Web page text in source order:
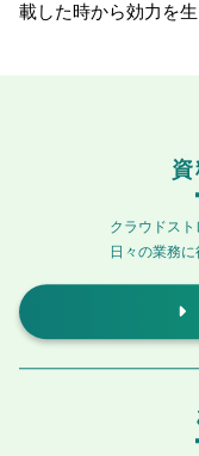
載した時から効力を
クラウドスト
日々の業務